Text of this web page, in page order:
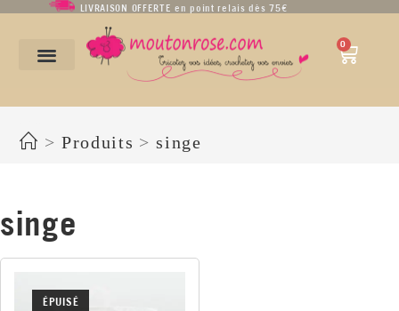
LIVRAISON OFFERTE en point relais dès 75€
0
> Produits > singe
singe
ÉPUISÉ